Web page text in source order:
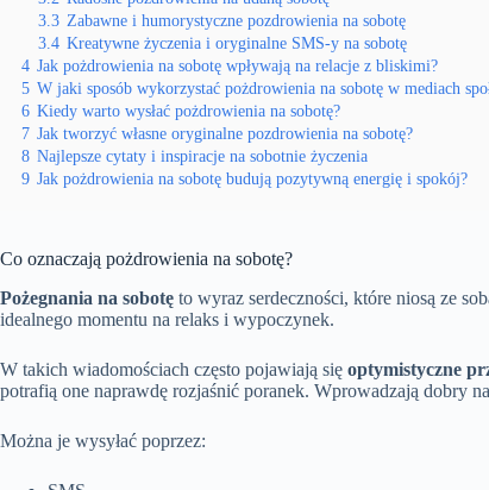
3.3 Zabawne i humorystyczne pozdrowienia na sobotę
3.4 Kreatywne życzenia i oryginalne SMS-y na sobotę
4 Jak pożdrowienia na sobotę wpływają na relacje z bliskimi?
5 W jaki sposób wykorzystać pożdrowienia na sobotę w mediach
6 Kiedy warto wysłać pożdrowienia na sobotę?
7 Jak tworzyć własne oryginalne pozdrowienia na sobotę?
8 Najlepsze cytaty i inspiracje na sobotnie życzenia
9 Jak pożdrowienia na sobotę budują pozytywną energię i spokój?
Co oznaczają pożdrowienia na sobotę?
Pożegnania na sobotę to wyraz serdeczności, które niosą ze
idealnego momentu na relaks i wypoczynek.
W takich wiadomościach często pojawiają się optymistyczne
potrafią one naprawdę rozjaśnić poranek. Wprowadzają dobry
Można je wysyłać poprzez: